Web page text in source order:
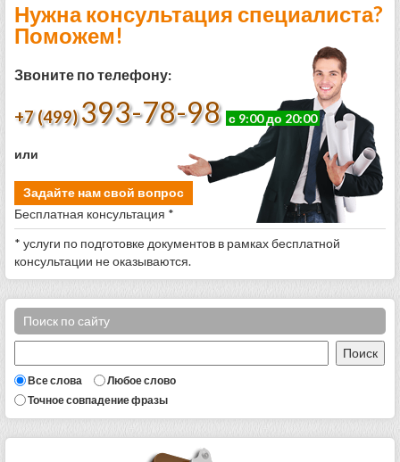
Нужна консультация специалиста?
Поможем!
Звоните по телефону:
+7 (499) 393-78-98 с 9:00 до 20:00
или
Задайте нам свой вопрос
Бесплатная консультация *
* услуги по подготовке документов в рамках бесплатной
консультации не оказываются.
Поиск по сайту
Все слова
Любое слово
Точное совпадение фразы